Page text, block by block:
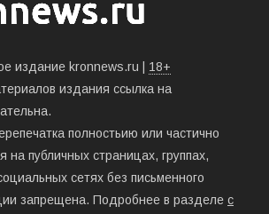
издание kronnews.ru | 18+
издания ссылка на
полностьию или частично
на публичных страницах, группах,
сетях без письменного
запрещена. Подробнее в разделе с